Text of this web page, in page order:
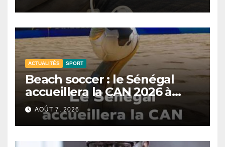
ACTUALITÉS SPORT
Beach soccer : le Sénégal
accueillera la CAN 2026 à
Dakar.
AOÛT 7, 2026